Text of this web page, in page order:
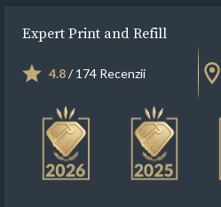
Expert Print and Refill
4.8/ 174 Recenzii